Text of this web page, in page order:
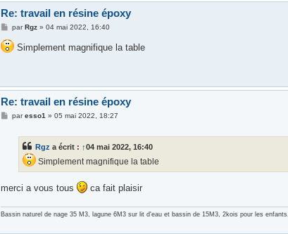
Re: travail en résine époxy
M
s
s
parRgz »04 mai 2022, 16:40
Simplement magnifique la table
Re: travail en résine époxy
Mparesso1 »05 mai 2022, 18:27
Rgz a écrit : ↑04 mai 2022, 16:40
Simplement magnifique la table
merci a vous tous ca fait plaisir
Bassin naturel de nage 35 M3, lagune 6M3 sur lit d'eau et bassin de 15M3, 2kois pour les